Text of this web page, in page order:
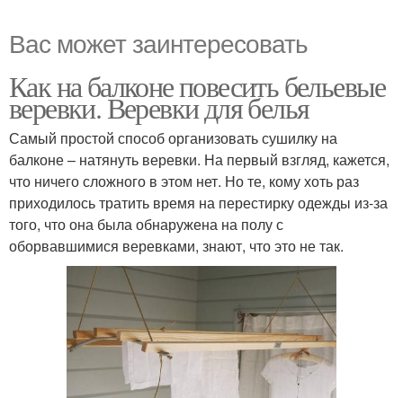
Вас может заинтересовать
Как на балконе повесить бельевые
веревки. Веревки для белья
Самый простой способ организовать сушилку на
балконе – натянуть веревки. На первый взгляд, кажется,
что ничего сложного в этом нет. Но те, кому хоть раз
приходилось тратить время на перестирку одежды из-за
того, что она была обнаружена на полу с
оборвавшимися веревками, знают, что это не так.